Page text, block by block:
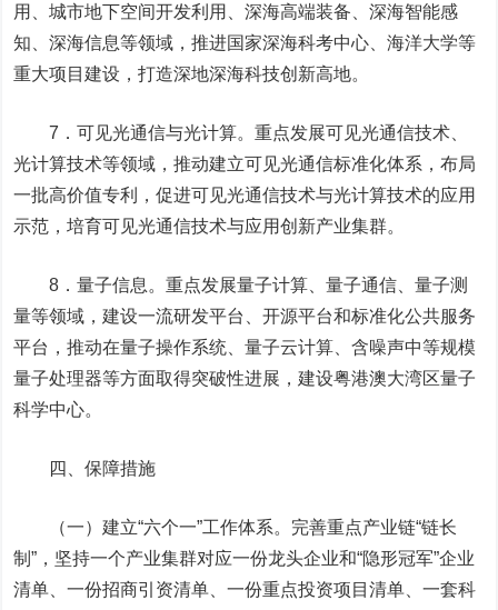
用、城市地下空间开发利用、深海高端装备、深海智能感
知、深海信息等领域，推进国家深海科考中心、海洋大学等
重大项目建设，打造深地深海科技创新高地。
7．可见光通信与光计算。重点发展可见光通信技术、
光计算技术等领域，推动建立可见光通信标准化体系，布局
一批高价值专利，促进可见光通信技术与光计算技术的应用
示范，培育可见光通信技术与应用创 新产业集群。
8．量子信息。重点发展量子计算、量子通信、量子测
量等领域，建设一流研发平台、开源平台和标准化公共服务
平台，推动在量子操作系统、量子云计算、含噪声中等规模
量子处理器等方面取得突破性进展，建设粤港澳大湾区量子
科学中心。
四、保障措施
（一）建立“六个一”工作体系。 完善重点产业链“链长
制”，坚持一个产业集群对应一份龙头企业和“隐形冠军”企业
清单、一份招商引资清单、一份重点投资项目清单、一套科